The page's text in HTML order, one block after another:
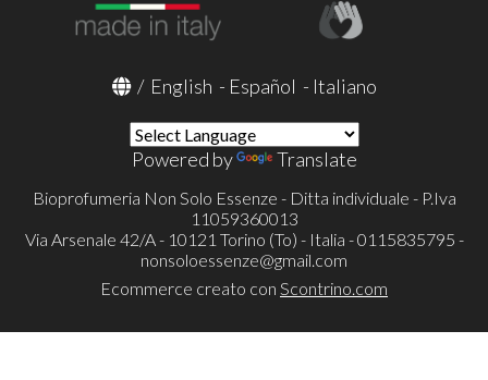
/ English - Español - Italiano
Powered by Translate
Bioprofumeria Non Solo Essenze - Ditta individuale - P.Iva
11059360013
Via Arsenale 42/A - 10121 Torino (To) - Italia - 0115835795 -
nonsoloessenze@gmail.com
Ecommerce creato con Scontrino.com